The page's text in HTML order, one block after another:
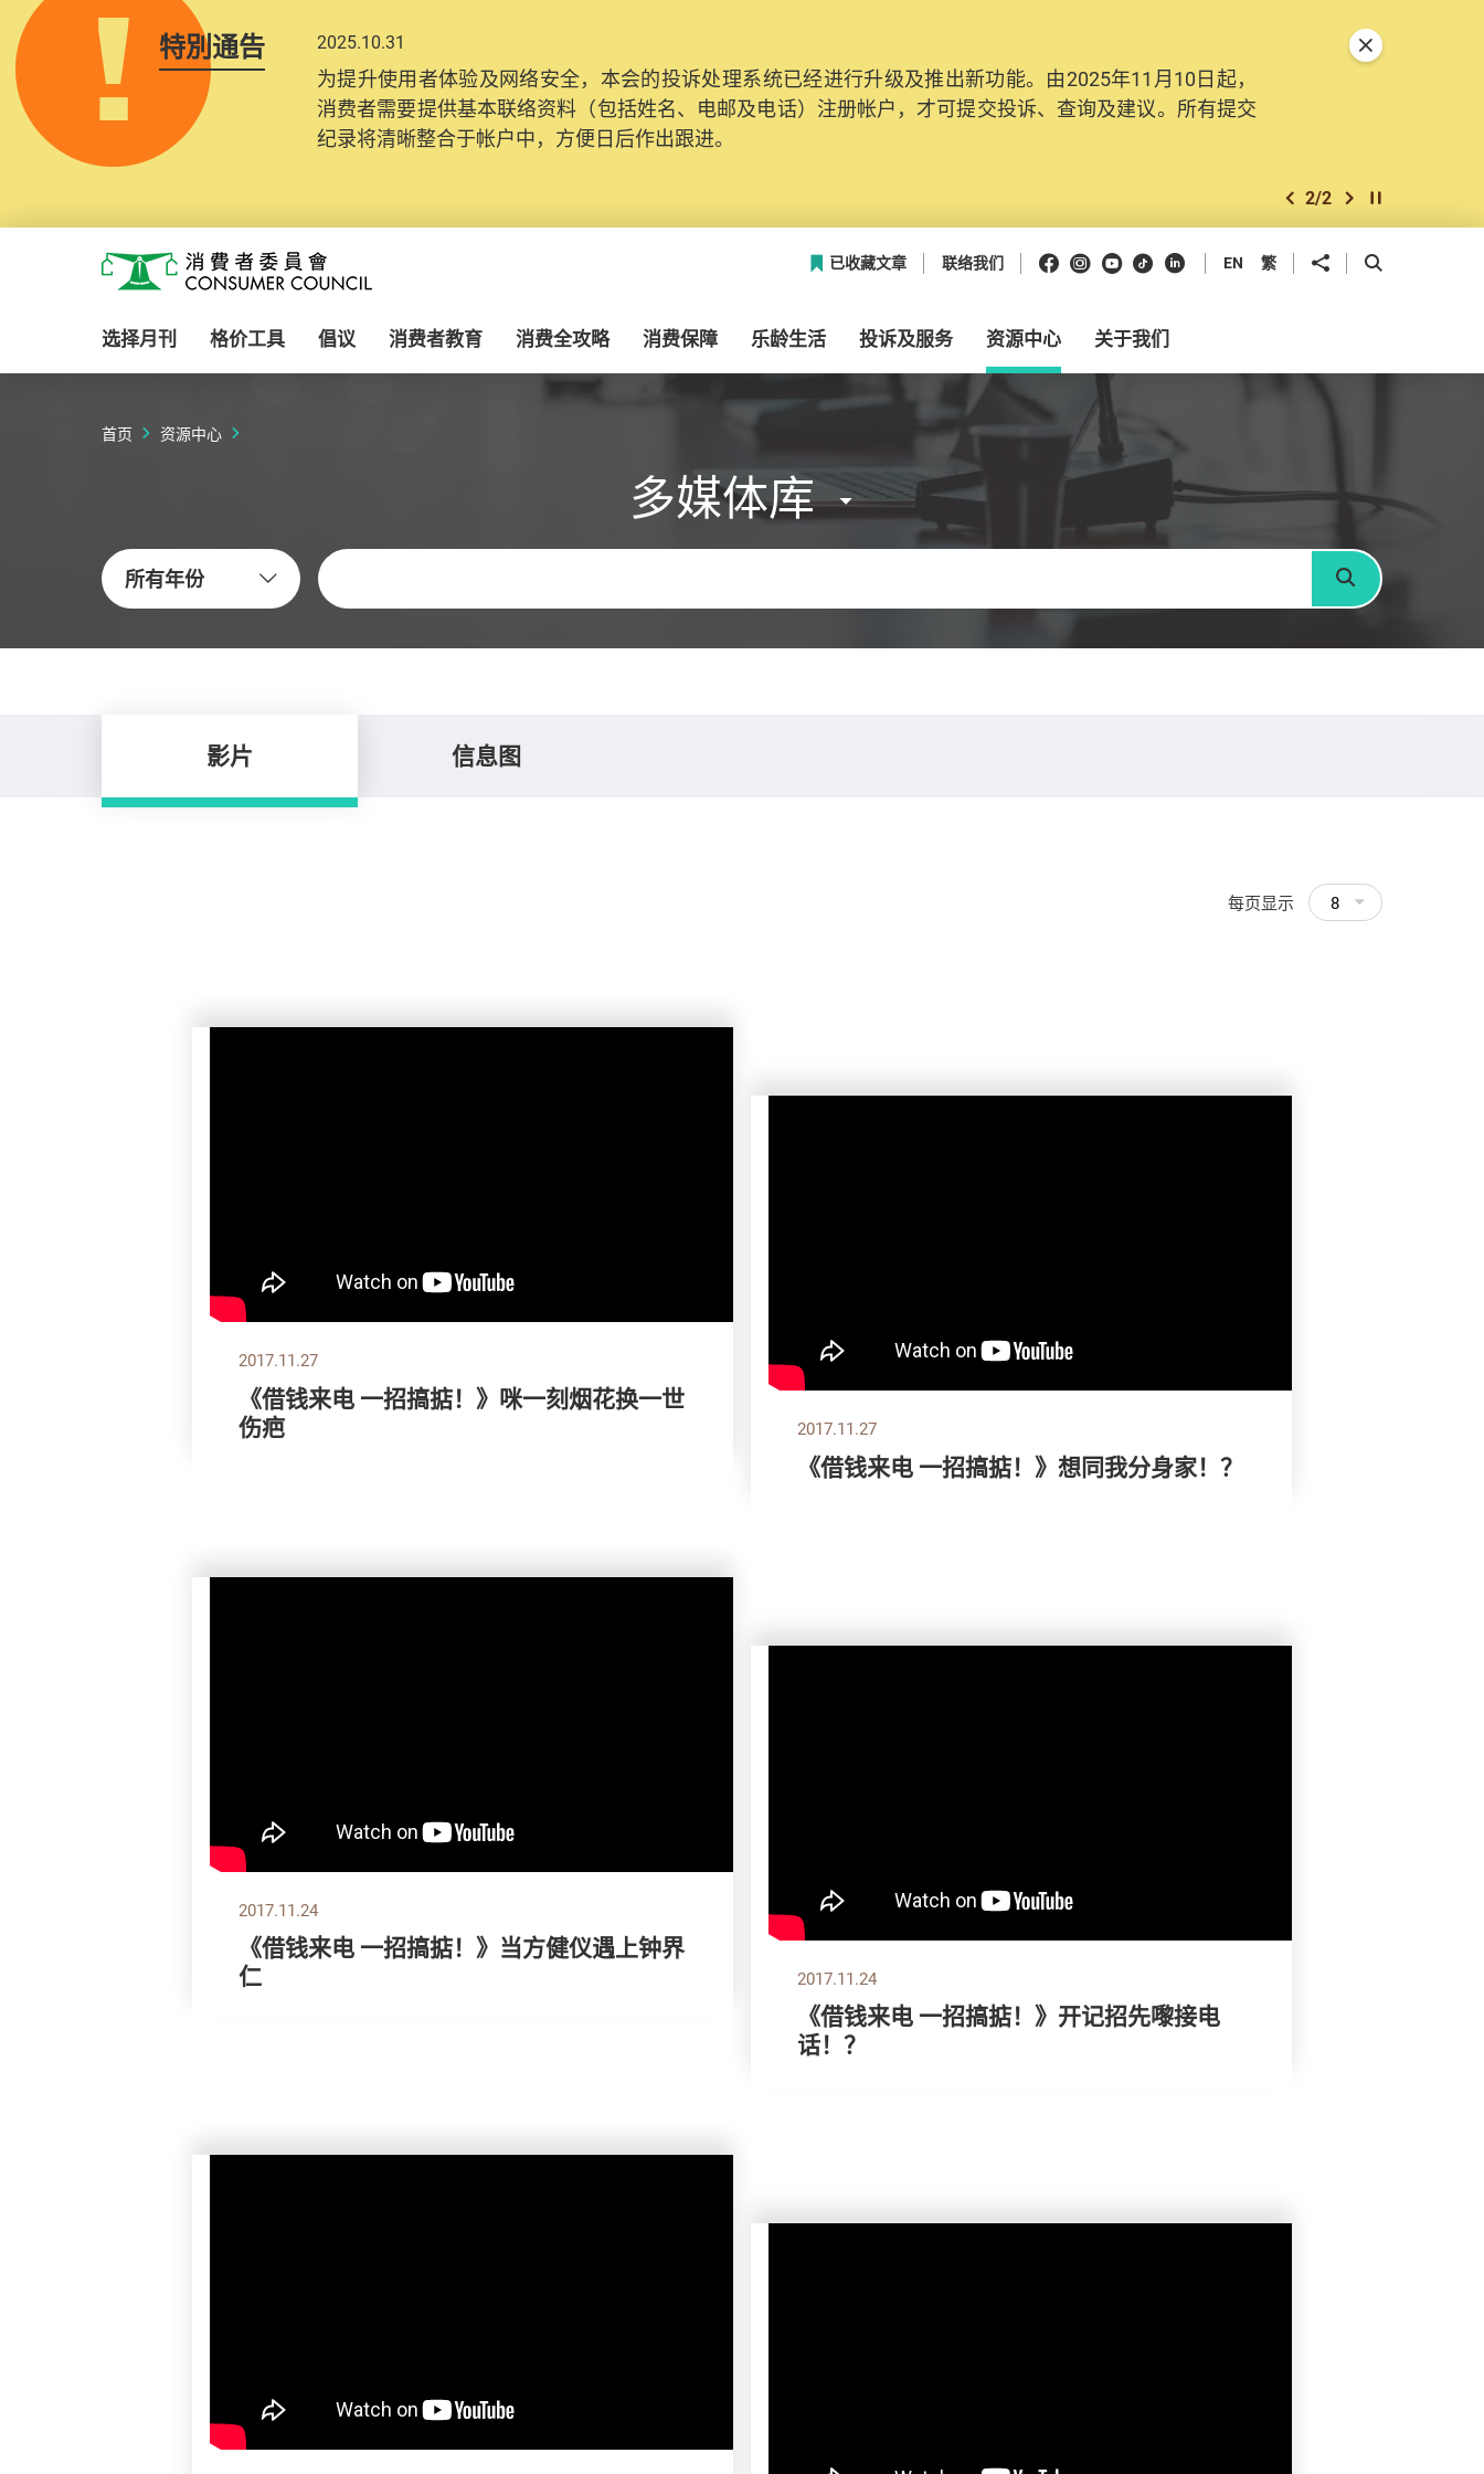
特別通告 2025.10.31
为提升使用者体验及网络安全，本会的投诉处理系统已经进行升级及推出新功能。由2025年11月10日起，
消费者需要提供基本联络资料（包括姓名、电邮及电话）注册帐户，才可提交投诉、查询及建议。所有提交
纪录将清晰整合于帐户中，方便日后作出跟进。
上一个
2/2 下一个开始/暂停幻灯
关闭特別通告
消费者委员会
已收藏文章 联络我们 Facebook
Instagram
Youtube
抖音领英 EN 繁 分享到 开启搜寻框
选择月刊 格价工具 倡议 消费者教育 消费全攻略 消费保障 乐龄生活 投诉及服务 资源中心 关于我们
首页 资源中心
多媒体库
所有年份
关键字
搜寻
影片 信息图
每页显示 8
2017.11.27
《借钱来电 一招搞掂！》咪一刻烟花换一世
伤疤
2017.11.27
《借钱来电 一招搞掂！》想同我分身家！？
2017.11.24
《借钱来电 一招搞掂！》当方健仪遇上钟界
仁
2017.11.24
《借钱来电 一招搞掂！》开记招先嚟接电
话！？